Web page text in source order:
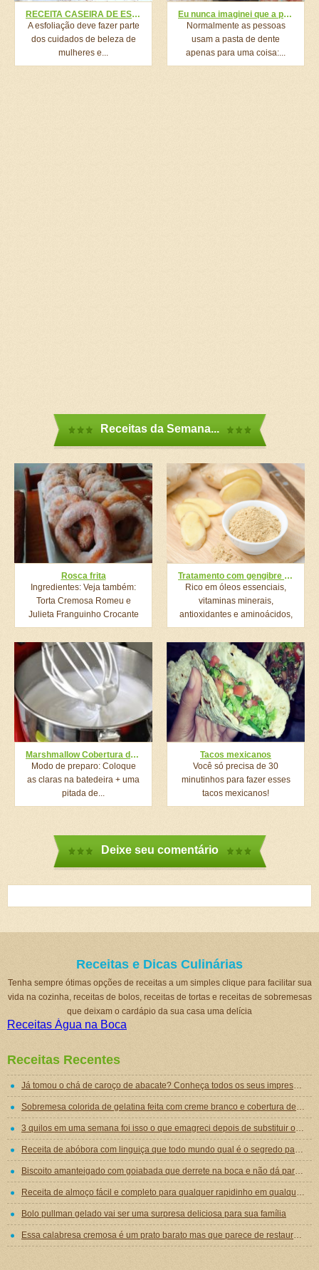
RECEITA CASEIRA DE ESFOLIAÇÃO
A esfoliação deve fazer parte
dos cuidados de beleza de
mulheres e...
Eu nunca imaginei que a pasta de dente pudesse fazer tantas coisas. Veja 18 truques incríveis.
Normalmente as pessoas
usam a pasta de dente
apenas para uma coisa:...
Receitas da Semana...
Rosca frita
Ingredientes: Veja também:
Torta Cremosa Romeu e
Julieta Franguinho Crocante
Mais Fácil...
Tratamento com gengibre contra a queda de cabelo
Rico em óleos essenciais,
vitaminas minerais,
antioxidantes e aminoácidos,
e, além disso,...
Marshmallow Cobertura de Bolo
Modo de preparo: Coloque
as claras na batedeira + uma
pitada de...
Tacos mexicanos
Você só precisa de 30
minutinhos para fazer esses
tacos mexicanos!
Deixe seu comentário
Receitas e Dicas Culinárias
Tenha sempre ótimas opções de receitas a um simples clique para facilitar sua
vida na cozinha, receitas de bolos, receitas de tortas e receitas de sobremesas
que deixam o cardápio da sua casa uma delícia
Receitas Água na Boca
Receitas Recentes
Já tomou o chá de caroço de abacate? Conheça todos os seus impressionantes benefícios!
Sobremesa colorida de gelatina feita com creme branco e cobertura de mousse de gelatina
3 quilos em uma semana foi isso o que emagreci depois de substituir o jantar por essa sopa emagrecedora
Receita de abóbora com linguiça que todo mundo qual é o segredo para ficar tão gostosa
Biscoito amanteigado com goiabada que derrete na boca e não dá para comer um só
Receita de almoço fácil e completo para qualquer rapidinho em qualquer dia da semana
Bolo pullman gelado vai ser uma surpresa deliciosa para sua família
Essa calabresa cremosa é um prato barato mas que parece de restaurante chique de tão gostoso